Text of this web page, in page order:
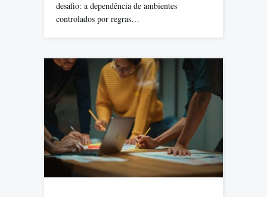
desafio: a dependência de ambientes
controlados por regras…